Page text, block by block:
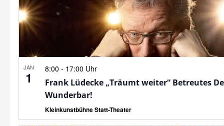
JAN
1
8:00 - 17:00 Uhr
Frank Lüdecke „Träumt weiter“ Betreutes
Wunderbar!
Kleinkunstbühne Statt-Theater